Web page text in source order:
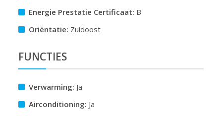
Energie Prestatie Certificaat: B
Oriëntatie: Zuidoost
FUNCTIES
Verwarming: Ja
Airconditioning: Ja